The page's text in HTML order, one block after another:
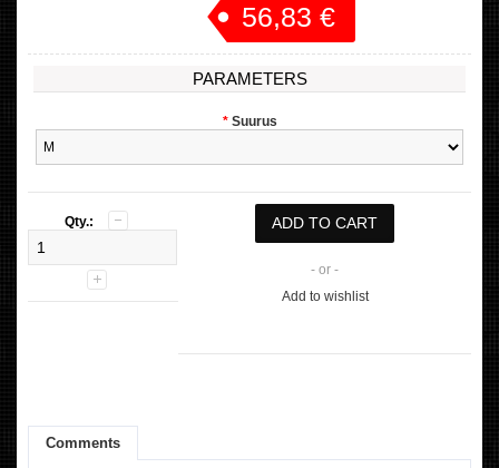
56,83 €
PARAMETERS
* Suurus
Qty.:
- or -
Add to wishlist
Comments